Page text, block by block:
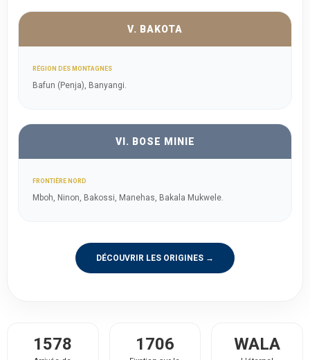
V. BAKOTA
RÉGION DES MONTAGNES
Bafun (Penja), Banyangi.
VI. BOSE MINIE
FRONTIÈRE NORD
Mboh, Ninon, Bakossi, Manehas, Bakala Mukwele.
DÉCOUVRIR LES ORIGINES →
1578 1706 WALA